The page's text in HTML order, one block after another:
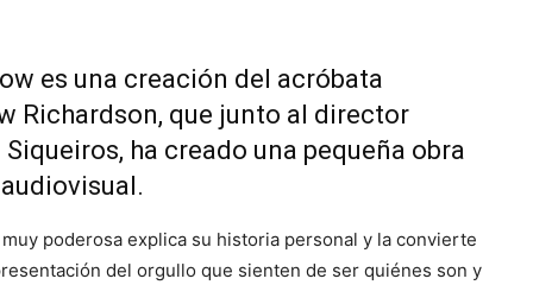
es una creación del acróbata
Richardson, que junto al director
Siqueiros, ha creado una pequeña obra
poderosa explica su historia personal y la convierte
del orgullo que sienten de ser quiénes son y